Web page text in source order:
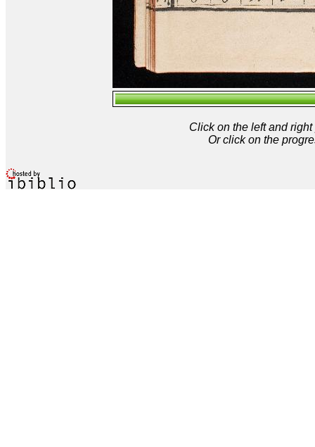
Click on the left and
Or click on the